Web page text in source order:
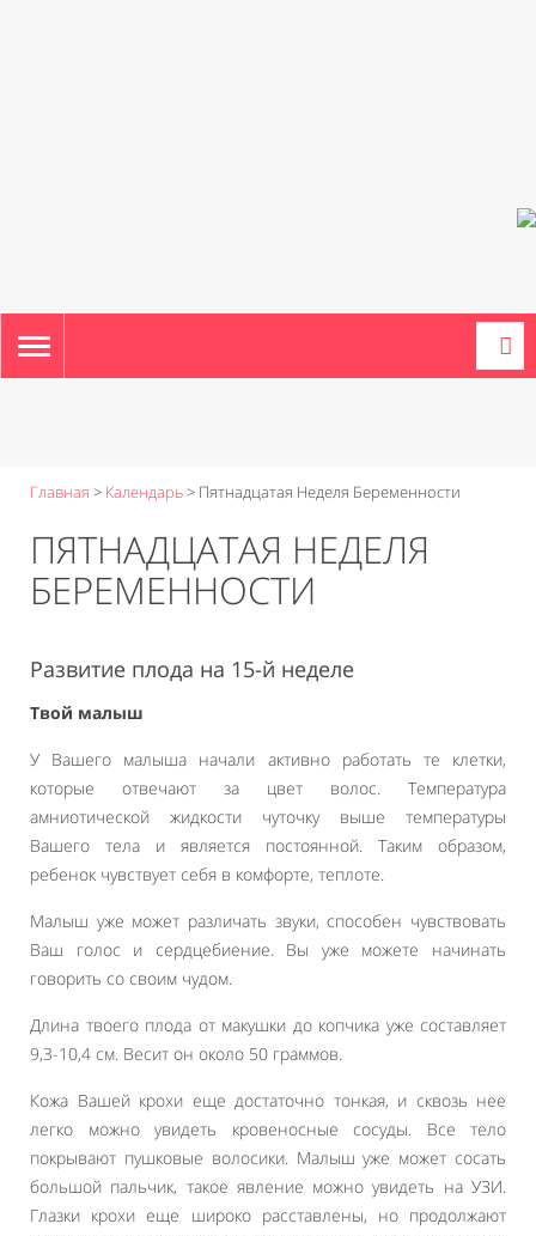
TOGGLE
NAVIGATION
Главная > Календарь> Пятнадцатая Неделя Беременности
ПЯТНАДЦАТАЯ НЕДЕЛЯ
БЕРЕМЕННОСТИ
Развитие плода на 15-й неделе
Твой малыш
У Вашего малыша начали активно работать те клетки,
которые отвечают за цвет волос. Температура
амниотической жидкости чуточку выше температуры
Вашего тела и является постоянной. Таким образом,
ребенок чувствует себя в комфорте, теплоте.
Малыш уже может различать звуки, способен чувствовать
Ваш голос и сердцебиение. Вы уже можете начинать
говорить со своим чудом.
Длина твоего плода от макушки до копчика уже составляет
9,3-10,4 см. Весит он около 50 граммов.
Кожа Вашей крохи еще достаточно тонкая, и сквозь нее
легко можно увидеть кровеносные сосуды. Все тело
покрывают пушковые волосики. Малыш уже может сосать
большой пальчик, такое явление можно увидеть на УЗИ.
Глазки крохи еще широко расставлены, но продолжают